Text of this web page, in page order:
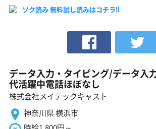
ソク読み 無料試し読みはコチラ‼
データ入力・タイピング/データ入
代活躍中電話ほぼなし
株式会社メイテックキャスト
神奈川県 横浜市